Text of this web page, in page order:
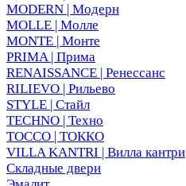
MODERN | Модерн
MOLLE | Молле
MONTE | Монте
PRIMA | Прима
RENAISSANCE | Ренессанс
RILIEVO | Рильево
STYLE | Стайл
TECHNO | Техно
TOCCO | ТОККО
VILLA KANTRI | Вилла кантри
Складные двери